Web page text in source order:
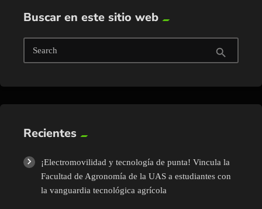
Buscar en este sitio web
Search search
Recientes
¡Electromovilidad y tecnología de punta! Vincula la
Facultad de Agronomía de la UAS a estudiantes con
la vanguardia tecnológica agrícola